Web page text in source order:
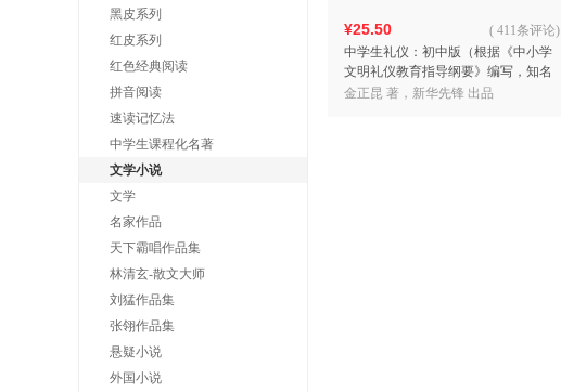
黑皮系列
红皮系列
红色经典阅读
拼音阅读
速读记忆法
中学生课程化名著
文学小说
文学
名家作品
天下霸唱作品集
林清玄-散文大师
刘猛作品集
张翎作品集
悬疑小说
外国小说
¥25.50
中学生礼仪：初中版（根据《中小学
文明礼仪教育指导纲要》编写，知名
礼仪专家、中国人民大学教授金正昆
( 411条评论)
金正昆 著，新华先锋 出品